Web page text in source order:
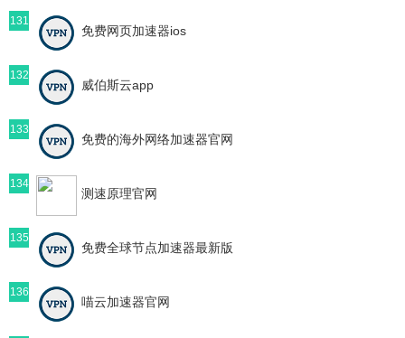
131
免费网页加速器ios
132
威伯斯云app
133
免费的海外网络加速器官网
134
测速原理官网
135
免费全球节点加速器最新版
136
喵云加速器官网